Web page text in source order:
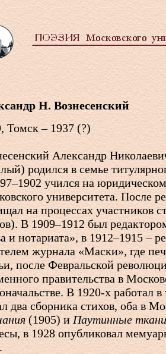
Н. Вознесенский
Томск – 1937 (?)
Александр
родился в семье
учился на
университета. После
на процессах участников
В 1909–1912 был
и нотариата», в 1912–1915 –
журнала «Маски», где
после Февральской
правительства в
В 1920-х работал в
два сборника стихов, оба в
(1905) и Паутинные ткани
в 1928 опубликовал
.